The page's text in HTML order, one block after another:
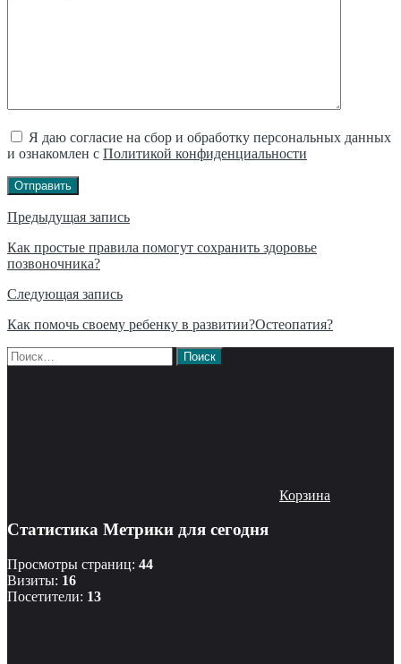
Я даю согласие на сбор и обработку персональных данных
и ознакомлен с Политикой конфиденциальности
Отправить
Навигация
по
записям
Предыдущая запись
Как простые правила помогут сохранить здоровье
позвоночника?
Следующая запись
Как помочь своему ребенку в развитии?Остеопатия?
Найти:
Корзина
Статистика Метрики для сегодня
Просмотры страниц: 44
Визиты: 16
Посетители: 13